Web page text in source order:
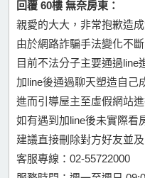
回覆 60樓 無奈房東：
親愛的大大，非常抱歉造
由於網路詐騙手法變化不斷
目前不法分子主要通過line
加line後通過聊天塑造自己
進而引導屋主至虛假網站
如有遇到加line後未實際看
建議直接刪除對方好友並
客服專線：02-55722000